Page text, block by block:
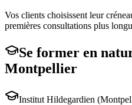
Vos clients choisissent leur
premières consultations plus
Se former en
Montpellier
Institut Hildegardien